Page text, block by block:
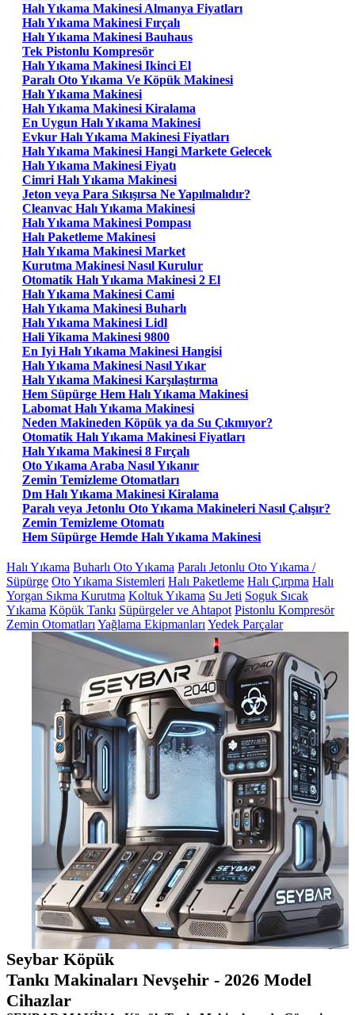
Halı Yıkama Makinesi Almanya Fiyatları
Halı Yıkama Makinesi Fırçalı
Halı Yıkama Makinesi Bauhaus
Tek Pistonlu Kompresör
Halı Yıkama Makinesi Ikinci El
Paralı Oto Yıkama Ve Köpük Makinesi
Halı Yıkama Makinesi
Halı Yıkama Makinesi Kiralama
En Uygun Halı Yıkama Makinesi
Evkur Halı Yıkama Makinesi Fiyatları
Halı Yıkama Makinesi Hangi Markete Gelecek
Halı Yıkama Makinesi Fiyatı
Cimri Halı Yıkama Makinesi
Jeton veya Para Sıkışırsa Ne Yapılmalıdır?
Cleanvac Halı Yıkama Makinesi
Halı Yıkama Makinesi Pompası
Halı Paketleme Makinesi
Halı Yıkama Makinesi Market
Kurutma Makinesi Nasıl Kurulur
Otomatik Halı Yıkama Makinesi 2 El
Halı Yıkama Makinesi Cami
Halı Yıkama Makinesi Buharlı
Halı Yıkama Makinesi Lidl
Hali Yikama Makinesi 9800
En Iyi Halı Yıkama Makinesi Hangisi
Halı Yıkama Makinesi Nasıl Yıkar
Halı Yıkama Makinesi Karşılaştırma
Hem Süpürge Hem Halı Yıkama Makinesi
Labomat Halı Yıkama Makinesi
Neden Makineden Köpük ya da Su Çıkmıyor?
Otomatik Halı Yıkama Makinesi Fiyatları
Halı Yıkama Makinesi 8 Fırçalı
Oto Yıkama Araba Nasıl Yıkanır
Zemin Temizleme Otomatları
Dm Halı Yıkama Makinesi Kiralama
Paralı veya Jetonlu Oto Yıkama Makineleri Nasıl Çalışır?
Zemin Temizleme Otomatı
Hem Süpürge Hemde Halı Yıkama Makinesi
Halı Yıkama Buharlı Oto Yıkama Paralı Jetonlu Oto Yıkama /
Süpürge Oto Yıkama Sistemleri Halı Paketleme Halı Çırpma Halı
Yorgan Sıkma Kurutma Koltuk Yıkama Su Jeti Soguk Sıcak
Yıkama Köpük Tankı Süpürgeler ve Ahtapot Pistonlu Kompresör
Zemin Otomatları Yağlama Ekipmanları Yedek Parçalar
Seybar Köpük
Tankı Makinaları Nevşehir - 2026 Model
Cihazlar